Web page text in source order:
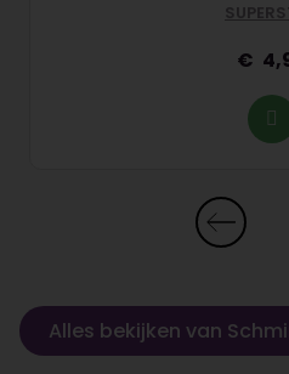
Alles bekijken van